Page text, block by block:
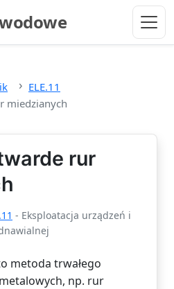
ELE.11
miedzianych
rur
- Eksploatacja urządzeń i
metoda trwałego
np. rur